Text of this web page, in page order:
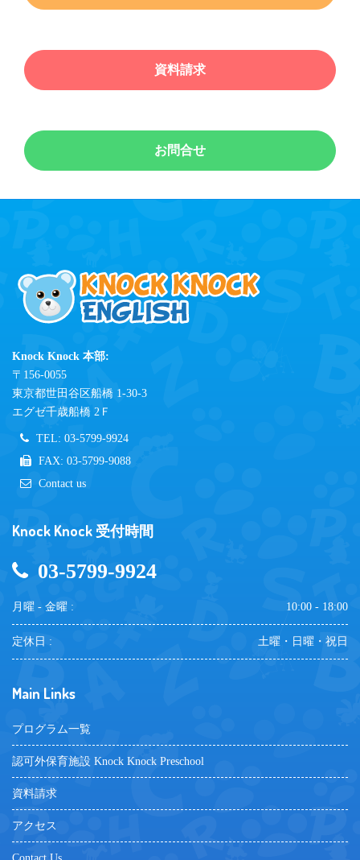
資料請求
お問合せ
Knock Knock 本部:
〒156-0055
東京都世田谷区船橋 1-30-3
エグゼ千歳船橋 2Ｆ
TEL: 03-5799-9924
FAX: 03-5799-9088
Contact us
Knock Knock 受付時間
03-5799-9924
月曜 - 金曜 : 10:00 - 18:00
定休日 : 土曜・日曜・祝日
Main Links
プログラム一覧
認可外保育施設 Knock Knock Preschool
資料請求
アクセス